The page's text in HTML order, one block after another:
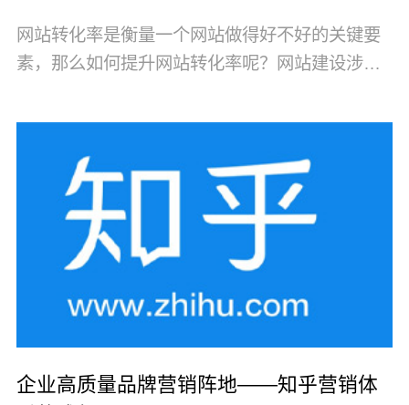
网站转化率是衡量一个网站做得好不好的关键要
素，那么如何提升网站转化率呢？网站建设涉及
个网站的建设，最重要的是前期的网站策划，需
么样的网站才能吸引到目标用户群体。企业想要
创造更高的营业额，当然是希望营销投入获得更
企业高质量品牌营销阵地——知乎营销体